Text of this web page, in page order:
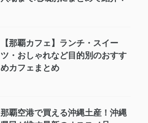
【那覇カフェ】ランチ・スイー
ツ・おしゃれなど目的別のおすす
めカフェまとめ
那覇空港で買える沖縄土産！沖縄